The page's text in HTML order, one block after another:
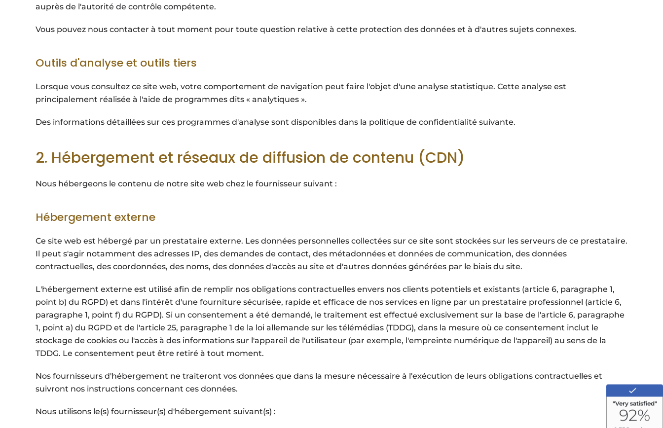
auprès de l'autorité de contrôle compétente.
Vous pouvez nous contacter à tout moment pour toute question relative à cette protection des données et à d'autres sujets connexes.
Outils d'analyse et outils tiers
Lorsque vous consultez ce site web, votre comportement de navigation peut faire l'objet d'une analyse statistique. Cette analyse est
principalement réalisée à l'aide de programmes dits « analytiques ».
Des informations détaillées sur ces programmes d'analyse sont disponibles dans la politique de confidentialité suivante.
2. Hébergement et réseaux de diffusion de contenu (CDN)
Nous hébergeons le contenu de notre site web chez le fournisseur suivant :
Hébergement externe
Ce site web est hébergé par un prestataire externe. Les données personnelles collectées sur ce site sont stockées sur les serveurs de ce prestataire.
Il peut s'agir notamment des adresses IP, des demandes de contact, des métadonnées et données de communication, des données
contractuelles, des coordonnées, des noms, des données d'accès au site et d'autres données générées par le biais du site.
L'hébergement externe est utilisé afin de remplir nos obligations contractuelles envers nos clients potentiels et existants (article 6, paragraphe 1,
point b) du RGPD) et dans l'intérêt d'une fourniture sécurisée, rapide et efficace de nos services en ligne par un prestataire professionnel (article 6,
paragraphe 1, point f) du RGPD). Si un consentement a été demandé, le traitement est effectué exclusivement sur la base de l'article 6, paragraphe
1, point a) du RGPD et de l'article 25, paragraphe 1 de la loi allemande sur les télémédias (TDDG), dans la mesure où ce consentement inclut le
stockage de cookies ou l'accès à des informations sur l'appareil de l'utilisateur (par exemple, l'empreinte numérique de l'appareil) au sens de la
TDDG. Le consentement peut être retiré à tout moment.
Nos fournisseurs d'hébergement ne traiteront vos données que dans la mesure nécessaire à l'exécution de leurs obligations contractuelles et
suivront nos instructions concernant ces données.
Nous utilisons le(s) fournisseur(s) d'hébergement suivant(s) :